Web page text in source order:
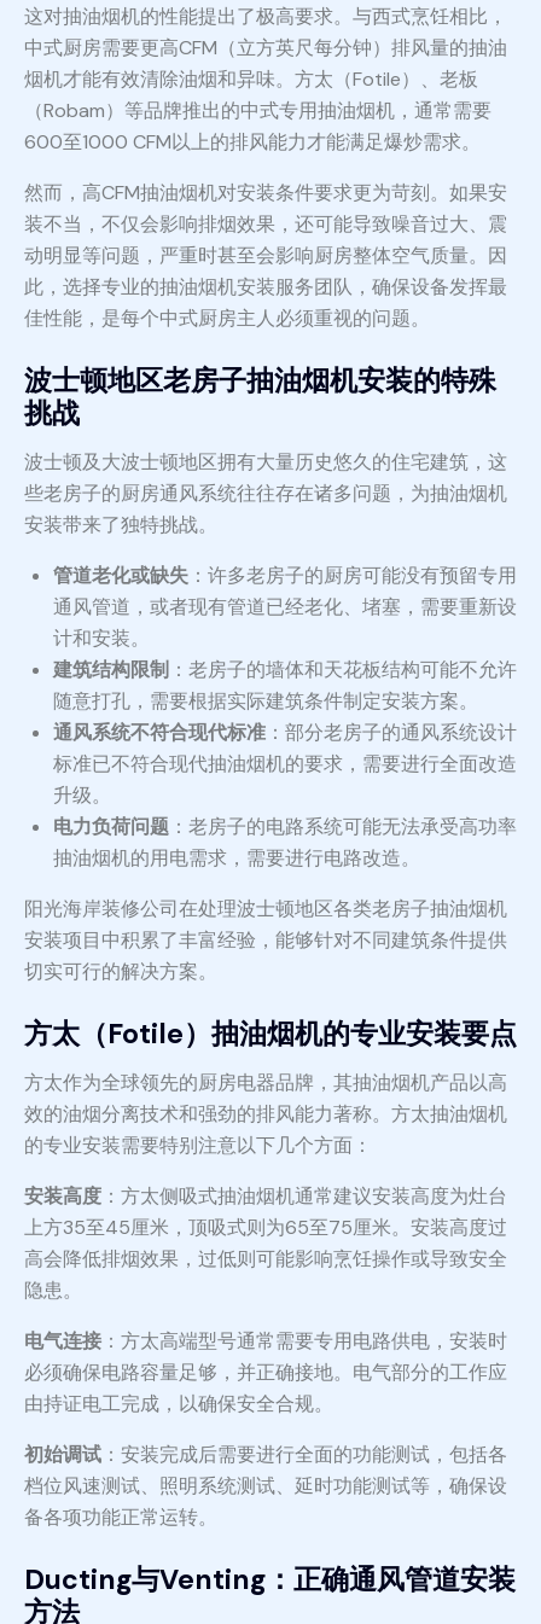
这对抽油烟机的性能提出了极高要求。与西式烹饪相比，
中式厨房需要更高CFM（立方英尺每分钟）排风量的抽油
烟机才能有效清除油烟和异味。方太（Fotile）、老板
（Robam）等品牌推出的中式专用抽油烟机，通常需要
600至1000 CFM以上的排风能力才能满足爆炒需求。
然而，高CFM抽油烟机对安装条件要求更为苛刻。如果安
装不当，不仅会影响排烟效果，还可能导致噪音过大、震
动明显等问题，严重时甚至会影响厨房整体空气质量。因
此，选择专业的抽油烟机安装服务团队，确保设备发挥最
佳性能，是每个中式厨房主人必须重视的问题。
波士顿地区老房子抽油烟机安装的特殊
挑战
波士顿及大波士顿地区拥有大量历史悠久的住宅建筑，这
些老房子的厨房通风系统往往存在诸多问题，为抽油烟机
安装带来了独特挑战。
管道老化或缺失 ：许多老房子的厨房可能没有预留专用
通风管道，或者现有管道已经老化、堵塞，需要重新设
计和安装。
建筑结构限制 ：老房子的墙体和天花板结构可能不允许
随意打孔，需要根据实际建筑条件制定安装方案。
通风系统不符合现代标准 ：部分老房子的通风系统设计
标准已不符合现代抽油烟机的要求，需要进行全面改造
升级。
电力负荷问题 ：老房子的电路系统可能无法承受高功率
抽油烟机的用电需求，需要进行电路改造。
阳光海岸装修公司在处理波士顿地区各类老房子抽油烟机
安装项目中积累了丰富经验，能够针对不同建筑条件提供
切实可行的解决方案。
方太（Fotile）抽油烟机的专业安装要点
方太作为全球领先的厨房电器品牌，其抽油烟机产品以高
效的油烟分离技术和强劲的排风能力著称。方太抽油烟机
的专业安装需要特别注意以下几个方面：
安装高度 ：方太侧吸式抽油烟机通常建议安装高度为灶台
上方35至45厘米，顶吸式则为65至75厘米。安装高度过
高会降低排烟效果，过低则可能影响烹饪操作或导致安全
隐患。
电气连接 ：方太高端型号通常需要专用电路供电，安装时
必须确保电路容量足够，并正确接地。电气部分的工作应
由持证电工完成，以确保安全合规。
初始调试 ：安装完成后需要进行全面的功能测试，包括各
档位风速测试、照明系统测试、延时功能测试等，确保设
备各项功能正常运转。
Ducting与Venting：正确通风管道安装
方法